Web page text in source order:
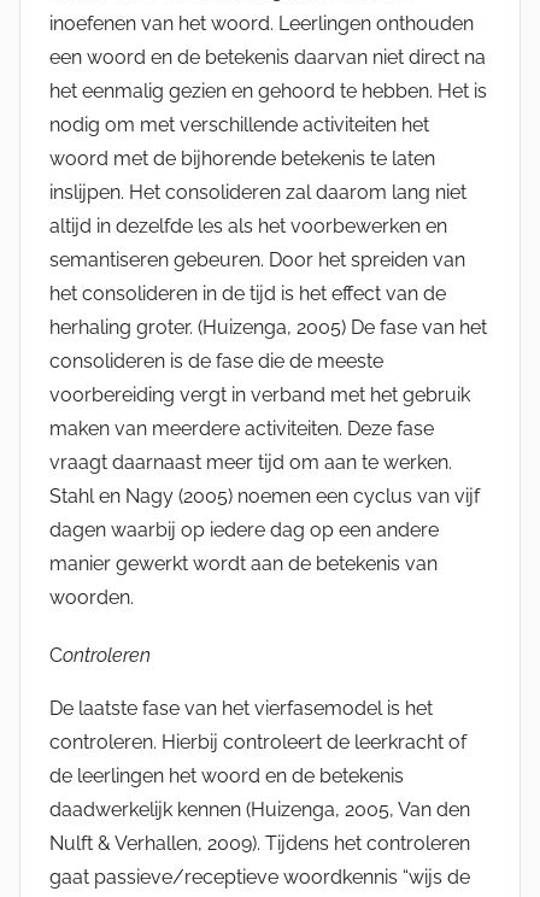
inoefenen van het woord. Leerlingen onthouden
een woord en de betekenis daarvan niet direct na
het eenmalig gezien en gehoord te hebben. Het is
nodig om met verschillende activiteiten het
woord met de bijhorende betekenis te laten
inslijpen. Het consolideren zal daarom lang niet
altijd in dezelfde les als het voorbewerken en
semantiseren gebeuren. Door het spreiden van
het consolideren in de tijd is het effect van de
herhaling groter. (Huizenga, 2005) De fase van het
consolideren is de fase die de meeste
voorbereiding vergt in verband met het gebruik
maken van meerdere activiteiten. Deze fase
vraagt daarnaast meer tijd om aan te werken.
Stahl en Nagy (2005) noemen een cyclus van vijf
dagen waarbij op iedere dag op een andere
manier gewerkt wordt aan de betekenis van
woorden.
Controleren
De laatste fase van het vierfasemodel is het
controleren. Hierbij controleert de leerkracht of
de leerlingen het woord en de betekenis
daadwerkelijk kennen (Huizenga, 2005, Van den
Nulft & Verhallen, 2009). Tijdens het controleren
gaat passieve/receptieve woordkennis “wijs de